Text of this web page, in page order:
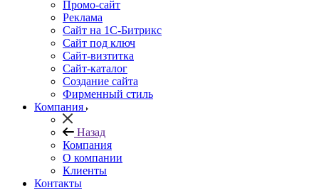
Промо-сайт
Реклама
Сайт на 1С-Битрикс
Сайт под ключ
Сайт-визтитка
Сайт-каталог
Создание сайта
Фирменный стиль
Компания
Назад
Компания
О компании
Клиенты
Контакты